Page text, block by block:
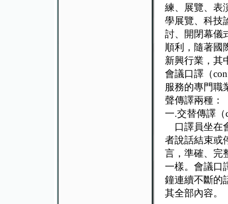
練、展覽、表
學展覽、科技
討、開閉幕儀
順利，隨著國
新興行業，其
會議口譯（
服務的專門職
聲傳譯兩種：
一.交替傳譯（
口譯員坐在
者說話結束或
言，準確、完
一樣。會議口
鐘連續不斷的
其全部內容。